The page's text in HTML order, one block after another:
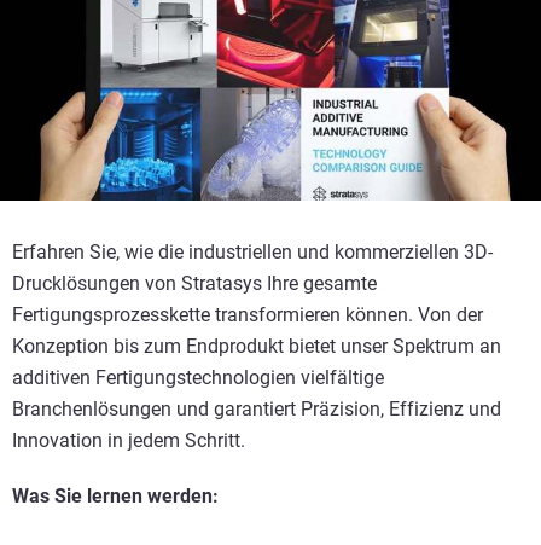
Erfahren Sie, wie die industriellen und kommerziellen 3D-
Drucklösungen von Stratasys Ihre gesamte
Fertigungsprozesskette transformieren können. Von der
Konzeption bis zum Endprodukt bietet unser Spektrum an
additiven Fertigungstechnologien vielfältige
Branchenlösungen und garantiert Präzision, Effizienz und
Innovation in jedem Schritt.
Was Sie lernen werden: